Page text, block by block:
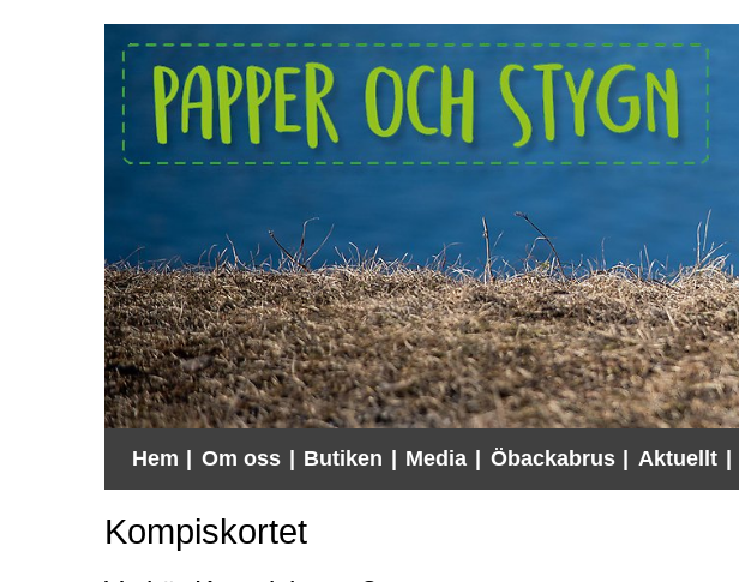
Hem | Om oss | Butiken | Media | Öbackabrus | Aktuellt |
Kompiskortet